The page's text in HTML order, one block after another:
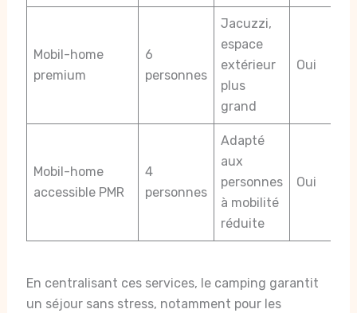
Mobil-home
premium
6
personnes
Jacuzzi,
espace
extérieur
plus
grand
Oui
Mobil-home
accessible PMR
4
personnes
Adapté
aux
personnes
à mobilité
réduite
Oui
En centralisant ces services, le camping garantit
un séjour sans stress, notamment pour les